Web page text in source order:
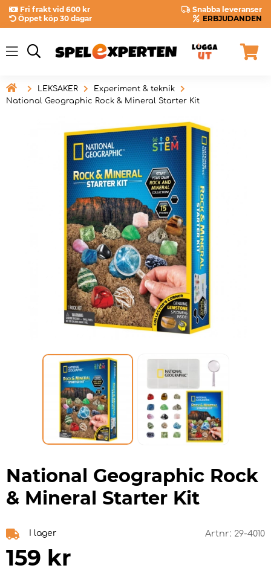
Fri frakt vid 600 kr
Snabba leveranser
Öppet köp 30 dagar
ERBJUDANDEN
 LEKSAKER
Experiment & teknik
National Geographic Rock & Mineral Starter Kit
National Geographic Rock
& Mineral Starter Kit
I lager Artnr: 29-4010
159 kr